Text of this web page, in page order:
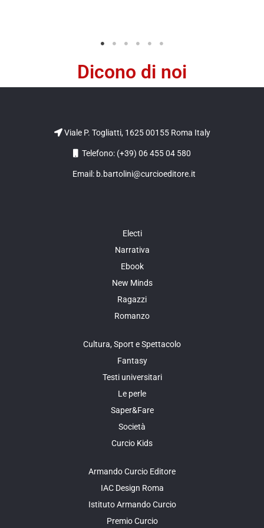
Dicono di noi
Viale P. Togliatti, 1625 00155 Roma Italy
Telefono: (+39) 06 455 04 580
Email: b.bartolini@curcioeditore.it
Electi
Narrativa
Ebook
New Minds
Ragazzi
Romanzo
Cultura, Sport e Spettacolo
Fantasy
Testi universitari
Le perle
Saper&Fare
Società
Curcio Kids
Armando Curcio Editore
IAC Design Roma
Istituto Armando Curcio
Premio Curcio